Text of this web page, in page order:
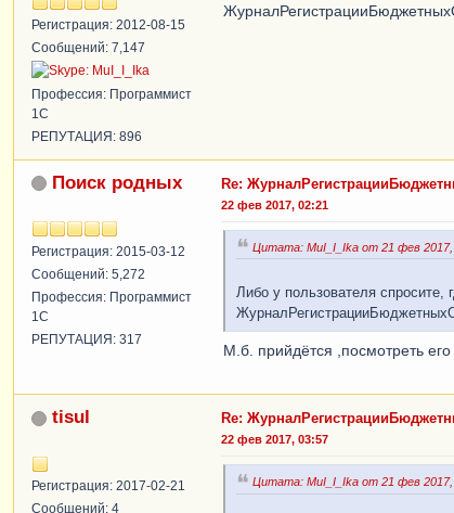
Регистрация: 2012-08-15
Сообщений: 7,147
Профессия: Программист
1С
РЕПУТАЦИЯ: 896
Поиск родных
Регистрация: 2015-03-12
Сообщений: 5,272
Профессия: Программист
1С
РЕПУТАЦИЯ: 317
Re:
22 фев 2017, 02:21
Цитата: MuI_I_Ika от 21 фев 2017,
Либо у пользователя спросите,
М.б. прийдётся ,посмотреть
tisul
Регистрация: 2017-02-21
Сообщений: 4
Re:
22 фев 2017, 03:57
Цитата: MuI_I_Ika от 21 фев 2017,